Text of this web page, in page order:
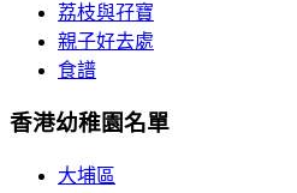
荔枝與孖寶
親子好去處
食譜
香港幼稚園名單
大埔區